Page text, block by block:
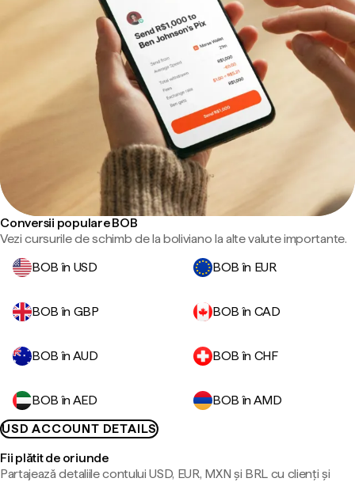
Conversii populare BOB
Vezi cursurile de schimb de la boliviano la alte valute importante.
BOB în USD
BOB în EUR
BOB în GBP BOB în CAD
BOB în AUD BOB în CHF
BOB în AED
BOB în AMD
USD ACCOUNT DETAILS
Fii plătit de oriunde
Partajează detaliile contului USD, EUR, MXN și BRL cu clienți și